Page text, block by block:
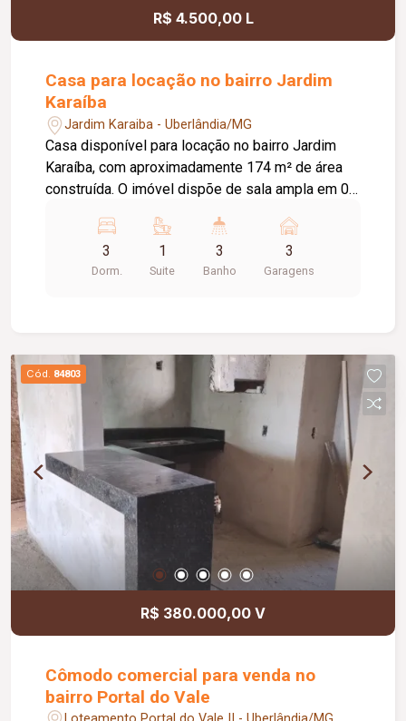
R$ 4.500,00 L
Casa para locação no bairro Jardim
Karaíba
Jardim Karaiba - Uberlândia/MG
Casa disponível para locação no bairro Jardim
Karaíba, com aproximadamente 174 m² de área
construída. O imóvel dispõe de sala ampla em 02
01 suíte, banheiro social com armário, cozinha
americana planejada com armários, fogão
cooktop novo e forno, área de serviço e edícula
portão eletrônico e excelente distribuição dos
ambientes, proporcionando conforto e
3
Dorm.
1
Suite
3
Banho
3
Garagens
Cód. 84803
R$ 380.000,00 V
Cômodo comercial para venda no
bairro Portal do Vale